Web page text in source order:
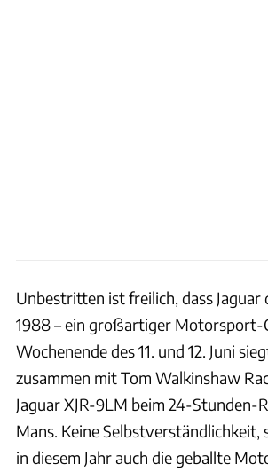
Unbestritten ist freilich, dass Jaguar
1988 – ein großartiger Motorsport-
Wochenende des 11. und 12. Juni
zusammen mit Tom Walkinshaw
Jaguar XJR-9LM beim 24-Stunden-
Mans. Keine
in diesem Jahr auch die geballte